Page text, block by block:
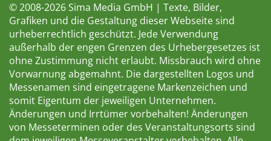
© 2008-2026 Sima Media GmbH | Texte, Bilder,
Grafiken und die Gestaltung dieser Webseite sind
urheberrechtlich geschützt. Jede Verwendung
außerhalb der engen Grenzen des Urhebergesetzes ist
ohne Zustimmung nicht erlaubt. Missbrauch wird ohne
Vorwarnung abgemahnt. Die dargestellten Logos und
Messenamen sind eingetragene Markenzeichen und
somit Eigentum der jeweiligen Unternehmen.
Änderungen und Irrtümer vorbehalten! Änderungen
von Messeterminen oder des Veranstaltungsorts sind